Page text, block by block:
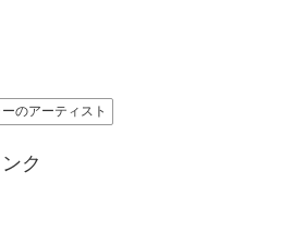
のアーティスト
ク